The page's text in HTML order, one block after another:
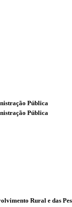
Pública
Pública
Rural e das